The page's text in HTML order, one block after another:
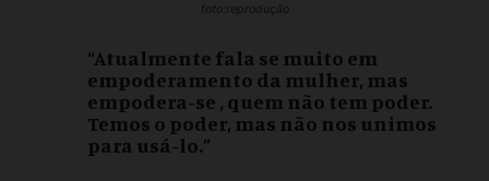
foto:reprodução
“Atualmente fala se muito em
empoderamento da mulher, mas
empodera-se , quem não tem poder.
Temos o poder, mas não nos unimos
para usá-lo.”